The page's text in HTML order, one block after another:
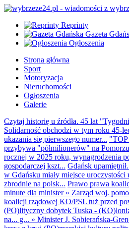
Reprinty
Gazeta
Ogłoszenia
Strona główna
Sport
Motoryzacja
Nieruchomości
Ogłoszenia
Galerie
Czytaj historię u źródła. 45 lat
Solidarność obchodzi w tym roku 45-
ukazania się pierwszego numer... "TOP
przybywa "półmilionerów" na Pomorzu
rocznej w 2025 roku, wynagrodzenia
gospodarczej kszt... Gdańsk
w Gdańsku miały miejsce uroczystości
zbrodnie na polsk... Prawo prawa
minute dla minister» Zarząd woj.
koalicji rządowej KO/PSL tuż przed
(PO)lityczny dobytek Tuska -
na... g... » Minister J. Sobierańska-